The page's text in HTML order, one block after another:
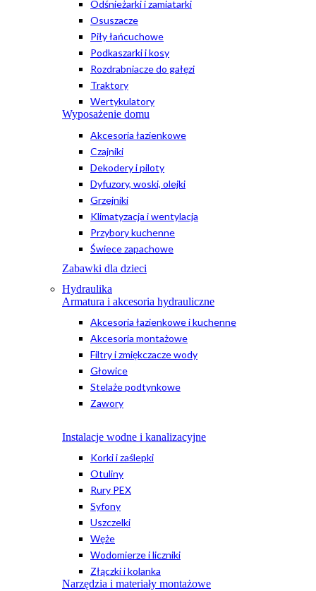
Odśnieżarki i zamiatarki
Osuszacze
Piły łańcuchowe
Podkaszarki i kosy
Rozdrabniacze do gałęzi
Traktory
Wertykulatory
Wyposażenie domu
Akcesoria łazienkowe
Czajniki
Dekodery i piloty
Dyfuzory, woski, olejki
Grzejniki
Klimatyzacja i wentylacja
Przybory kuchenne
Świece zapachowe
Zabawki dla dzieci
Hydraulika
Armatura i akcesoria hydrauliczne
Akcesoria łazienkowe i kuchenne
Akcesoria montażowe
Filtry i zmiękczacze wody
Głowice
Stelaże podtynkowe
Zawory
Instalacje wodne i kanalizacyjne
Korki i zaślepki
Otuliny
Rury PEX
Syfony
Uszczelki
Węże
Wodomierze i liczniki
Złączki i kolanka
Narzędzia i materiały montażowe